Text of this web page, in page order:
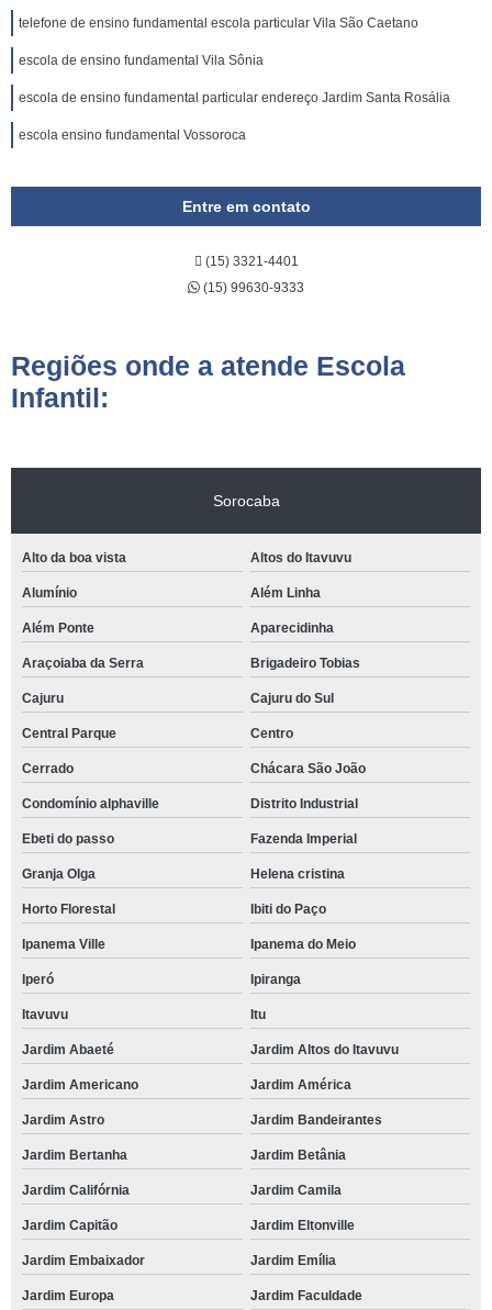
telefone de ensino fundamental escola particular Vila São Caetano
escola de ensino fundamental Vila Sônia
escola de ensino fundamental particular endereço Jardim Santa Rosália
escola ensino fundamental Vossoroca
Entre em contato
(15) 3321-4401
(15) 99630-9333
Regiões onde a atende Escola
Infantil:
Sorocaba
Alto da boa vista Altos do Itavuvu
Alumínio Além Linha
Além Ponte Aparecidinha
Araçoiaba da Serra Brigadeiro Tobias
Cajuru Cajuru do Sul
Central Parque Centro
Cerrado Chácara São João
Condomínio alphaville Distrito Industrial
Ebeti do passo Fazenda Imperial
Granja Olga Helena cristina
Horto Florestal Ibiti do Paço
Ipanema Ville Ipanema do Meio
Iperó Ipiranga
Itavuvu Itu
Jardim Abaeté Jardim Altos do Itavuvu
Jardim Americano Jardim América
Jardim Astro Jardim Bandeirantes
Jardim Bertanha Jardim Betânia
Jardim Califórnia Jardim Camila
Jardim Capitão Jardim Eltonville
Jardim Embaixador Jardim Emília
Jardim Europa Jardim Faculdade